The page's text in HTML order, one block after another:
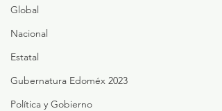
Global
Nacional
Estatal
Gubernatura Edoméx 2023
Política y Gobierno